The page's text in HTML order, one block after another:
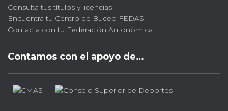
Consulta tus títulos y licencias
Encuentra tu Centro de Buceo FEDAS
Contacta con tu Federación Autonómica
Contamos con el apoyo de…